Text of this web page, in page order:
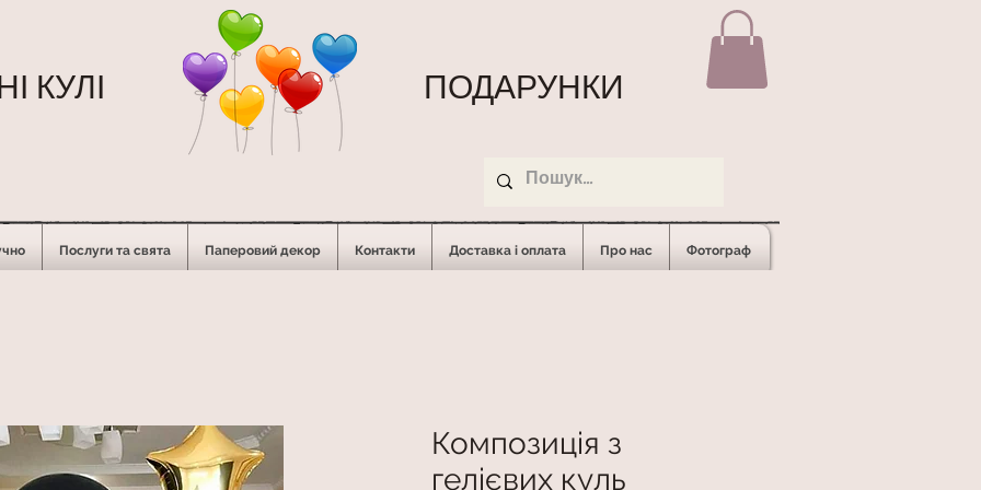
КУЛІ ПОДАРУНКИ
Послуги та свята Паперовий декор Контакти Доставка і оплата Про нас Фотограф
Композиція з
гелієвих куль